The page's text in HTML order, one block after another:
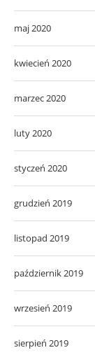
maj 2020
kwiecień 2020
marzec 2020
luty 2020
styczeń 2020
grudzień 2019
listopad 2019
październik 2019
wrzesień 2019
sierpień 2019